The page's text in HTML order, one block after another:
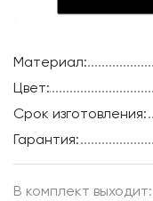
Материал:
Цвет:
Срок изготовления:
Гарантия:
В комплект выходит: